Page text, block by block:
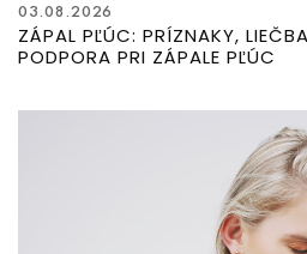
03.08.2026
ZÁPAL PĽÚC: PRÍZNAKY,
PODPORA PRI ZÁPALE PĽÚC